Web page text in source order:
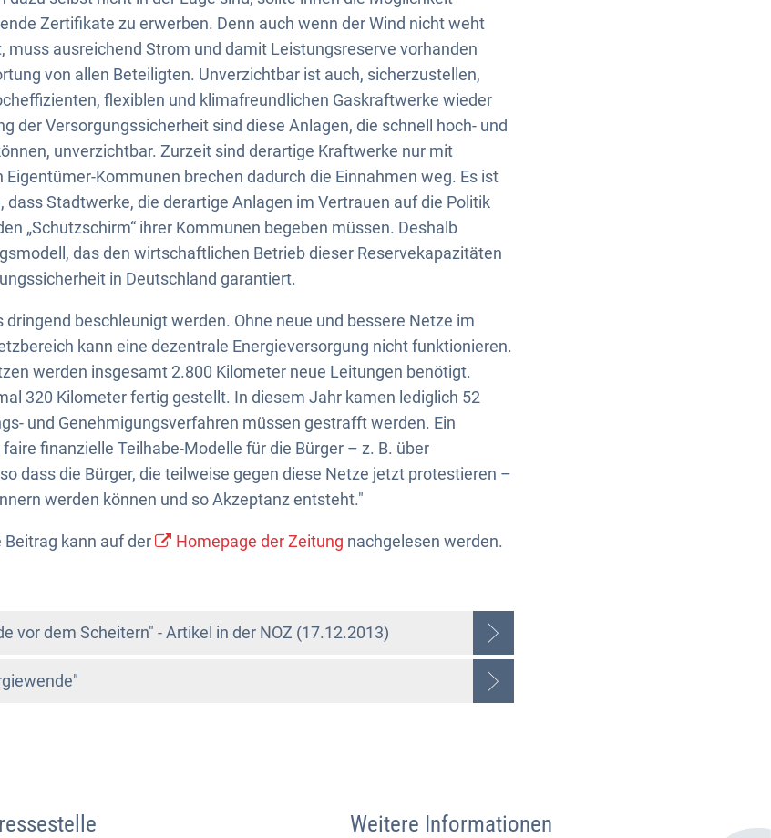
Zertifikate zu erwerben. Denn auch wenn der Wind nicht weht
muss ausreichend Strom und damit Leistungsreserve vorhanden
von allen Beteiligten. Unverzichtbar ist auch, sicherzustellen,
flexiblen und klimafreundlichen Gaskraftwerke wieder
der Versorgungssicherheit sind diese Anlagen, die schnell hoch- und
unverzichtbar. Zurzeit sind derartige Kraftwerke nur mit
Kommunen brechen dadurch die Einnahmen weg. Es ist
dass Stadtwerke, die derartige Anlagen im Vertrauen auf die Politik
„Schutzschirm“ ihrer Kommunen begeben müssen. Deshalb
das den wirtschaftlichen Betrieb dieser Reservekapazitäten
in Deutschland garantiert.
beschleunigt werden. Ohne neue und bessere Netze im
kann eine dezentrale Energieversorgung nicht funktionieren.
werden insgesamt 2.800 Kilometer neue Leitungen benötigt.
320 Kilometer fertig gestellt. In diesem Jahr kamen lediglich 52
und Genehmigungsverfahren müssen gestrafft werden. Ein
finanzielle Teilhabe-Modelle für die Bürger – z. B. über
dass die Bürger, die teilweise gegen diese Netze jetzt protestieren –
werden können und so Akzeptanz entsteht."
Beitrag kann auf der Homepage der Zeitung nachgelesen werden.
vor dem Scheitern" - Artikel in der NOZ (17.12.2013)
Weitere Informationen